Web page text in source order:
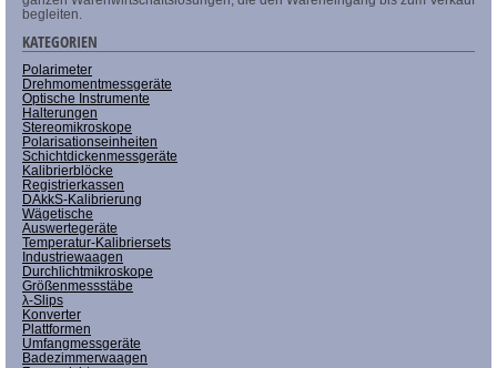
begleiten.
KATEGORIEN
Polarimeter
Drehmomentmessgeräte
Optische Instrumente
Halterungen
Stereomikroskope
Polarisationseinheiten
Schichtdickenmessgeräte
Kalibrierblöcke
Registrierkassen
DAkkS-Kalibrierung
Wägetische
Auswertegeräte
Temperatur-Kalibriersets
Industriewaagen
Durchlichtmikroskope
Größenmessstäbe
λ-Slips
Konverter
Plattformen
Umfangmessgeräte
Badezimmerwaagen